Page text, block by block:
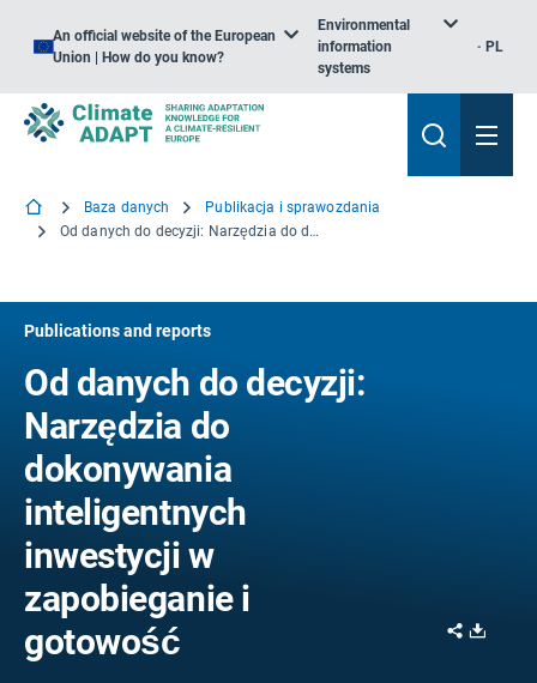
An official website of the European
Union | How do you know?
Environmental
information
systems
PL
Baza danych
Publikacja i sprawozdania
Od danych do decyzji: Narzędzia do dokonywania inteligentnych inwestycji w zapobieganie i gotowość
Publications and reports
Od danych do decyzji:
Narzędzia do
dokonywania
inteligentnych
inwestycji w
zapobieganie i
gotowość
Share